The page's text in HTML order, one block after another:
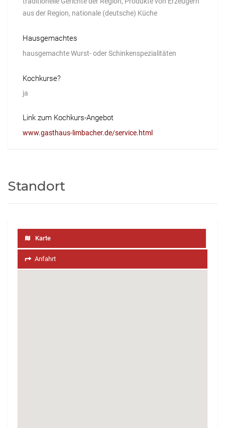
aus der Region, nationale (deutsche) Küche
Hausgemachtes
hausgemachte Wurst- oder Schinkenspezialitäten
Kochkurse?
ja
Link zum Kochkurs-Angebot
www.gasthaus-limbacher.de/service.html
Standort
Karte
Anfahrt